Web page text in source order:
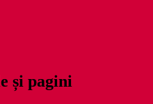
și pagini